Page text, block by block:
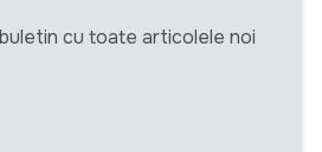
cu toate articolele noi